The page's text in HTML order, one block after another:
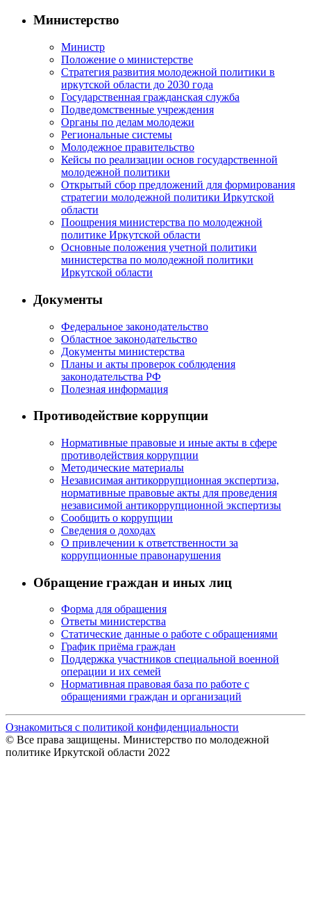
Министерство
Министр
Положение о министерстве
Стратегия развития молодежной политики в
иркутской области до 2030 года
Государственная гражданская служба
Подведомственные учреждения
Органы по делам молодежи
Региональные системы
Молодежное правительство
Кейсы по реализации основ государственной
молодежной политики
Открытый сбор предложений для формирования
стратегии молодежной политики Иркутской
области
Поощрения министерства по молодежной
политике Иркутской области
Основные положения учетной политики
министерства по молодежной политики
Иркутской области
Документы
Федеральное законодательство
Областное законодательство
Документы министерства
Планы и акты проверок соблюдения
законодательства РФ
Полезная информация
Противодействие коррупции
Нормативные правовые и иные акты в сфере
противодействия коррупции
Методические материалы
Независимая антикоррупционная экспертиза,
нормативные правовые акты для проведения
независимой антикоррупционной экспертизы
Сообщить о коррупции
Сведения о доходах
О привлечении к ответственности за
коррупционные правонарушения
Обращение граждан и иных лиц
Форма для обращения
Ответы министерства
Статические данные о работе с обращениями
График приёма граждан
Поддержка участников специальной военной
операции и их семей
Нормативная правовая база по работе с
обращениями граждан и организаций
Ознакомиться с политикой конфиденциальности
© Все права защищены. Министерство по молодежной
политике Иркутской области 2022